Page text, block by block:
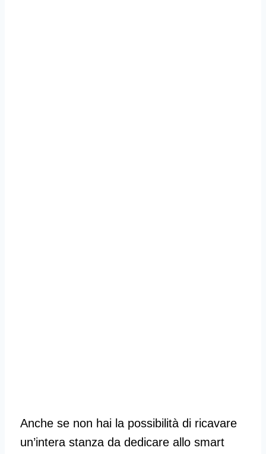
Anche se non hai la possibilità di ricavare
un’intera stanza da dedicare allo smart